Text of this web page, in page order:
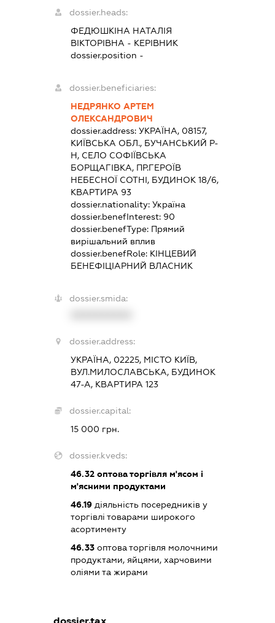
dossier.heads:
ФЕДЮШКІНА НАТАЛІЯ
ВІКТОРІВНА - КЕРІВНИК
dossier.position -
dossier.beneficiaries:
НЕДРЯНКО АРТЕМ
ОЛЕКСАНДРОВИЧ
dossier.address: УКРАЇНА, 08157,
КИЇВСЬКА ОБЛ., БУЧАНСЬКИЙ Р-
Н, СЕЛО СОФІЇВСЬКА
БОРЩАГІВКА, ПР.ГЕРОЇВ
НЕБЕСНОЇ СОТНІ, БУДИНОК 18/6,
КВАРТИРА 93
dossier.nationality: Україна
dossier.benefInterest: 90
dossier.benefType: Прямий
вирішальний вплив
dossier.benefRole: КІНЦЕВИЙ
БЕНЕФІЦІАРНИЙ ВЛАСНИК
dossier.smida:
dossier.address:
УКРАЇНА, 02225, МІСТО КИЇВ,
ВУЛ.МИЛОСЛАВСЬКА, БУДИНОК
47-А, КВАРТИРА 123
dossier.capital:
15 000 грн.
dossier.kveds:
46.32оптова торгівля м'ясом і
м'ясними продуктами
46.19діяльність посередників у
торгівлі товарами широкого
асортименту
46.33оптова торгівля молочними
продуктами, яйцями, харчовими
оліями та жирами